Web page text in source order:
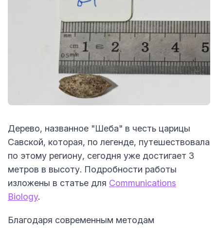
Дерево, названное "Шеба" в честь царицы
Савской, которая, по легенде, путешествовала
по этому региону, сегодня уже достигает 3
метров в высоту. Подробности работы
изложены в статье для Communications
Biology.
Благодаря современным методам